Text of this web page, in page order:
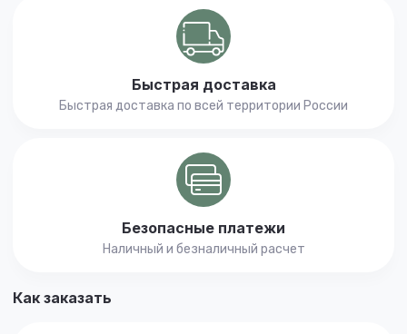
Быстрая доставка
Быстрая доставка по всей территории России
Безопасные платежи
Наличный и безналичный расчет
Как заказать